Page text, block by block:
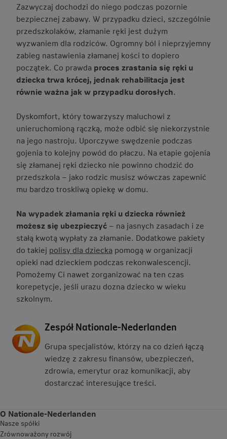
Zazwyczaj dochodzi do niego podczas pozornie
bezpiecznej zabawy. W przypadku dzieci, szczególnie
przedszkolaków, złamanie ręki jest dużym
wyzwaniem dla rodziców. Ogromny ból i nieprzyjemny
zabieg nastawienia złamanej kości to dopiero
początek. Co prawda proces zrastania się ręki u
dziecka trwa krócej, jednak rehabilitacja jest
równie ważna jak w przypadku dorosłych.
Dyskomfort, który towarzyszy maluchowi z
unieruchomioną rączką, może odbić się niekorzystnie
na jego nastroju. Uporczywe swędzenie podczas
gojenia to kolejny powód do płaczu. Na etapie gojenia
się złamanej ręki dziecko nie powinno chodzić do
przedszkola – jako rodzic musisz wówczas zapewnić
mu bardzo troskliwą opiekę w domu.
Na wypadek złamania ręki u dziecka również
możesz się ubezpieczyć – na jasnych zasadach i ze
stałą kwotą wypłaty za złamanie. Dodatkowe pakiety
do takiej polisy dla dziecka pomogą w organizacji
opieki nad dzieckiem podczas rekonwalescencji.
Pomożemy Ci nawet zorganizować na ten czas
korepetycje, jeśli urazu dozna dziecko w wieku
szkolnym.
Zespół Nationale-Nederlanden
Grupa specjalistów, którzy na co dzień łączą
wiedzę z zakresu finansów, ubezpieczeń,
zdrowia, emerytur oraz komunikacji, aby
dostarczać interesujące treści.
O Nationale-Nederlanden
Nasze spółki
Zrównoważony rozwój